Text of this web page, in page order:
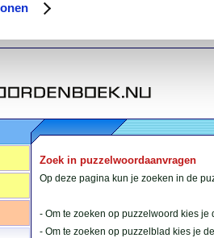
Zoek in puzzelwoordaanvragen
Op deze pagina kun je zoeken in de
- Om te zoeken op puzzelwoord kies je
- Om te zoeken op puzzelblad kies je